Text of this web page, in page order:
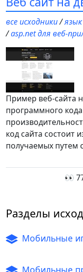
все исходники/
/asp.net для веб-
Пример веб-сайта
программного
код сайта состоит
получаемых путем
👀
Разделы
Мобильные
Мобильные